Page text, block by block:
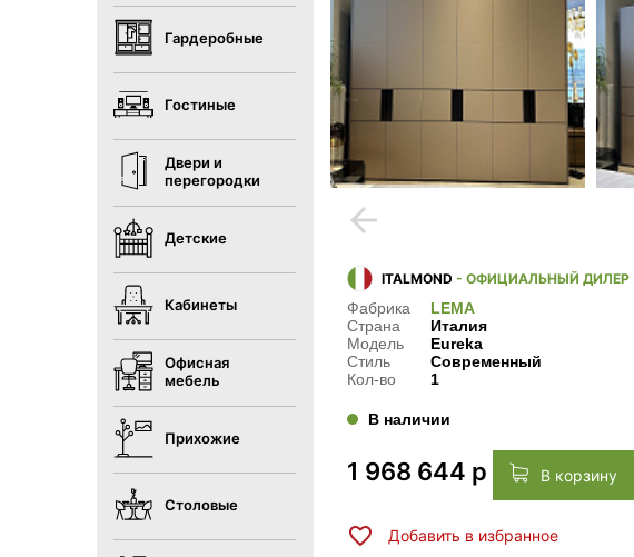
Гардеробные
Гостиные
Двери и
перегородки
Детские
Кабинеты
Офисная
мебель
Прихожие
Столовые
arrow_back
ITALMOND - ОФИЦИАЛЬНЫЙ ДИЛЕР
Фабрика
LEMA
Страна
Италия
Модель
Eureka
Стиль
Современный
Кол-во
1
В наличии
1 968 644 р В корзину
Добавить в избранное